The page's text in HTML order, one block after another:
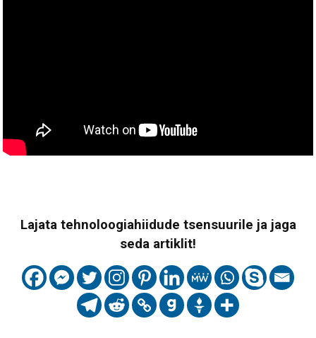
Lajata tehnoloogiahiidude tsensuurile ja jaga
seda artiklit!